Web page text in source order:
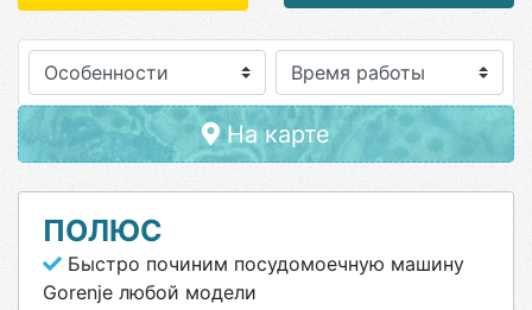
Особенности
На карте
ПОЛЮС
Быстро починим посудомоечную машину
Gorenje любой модели